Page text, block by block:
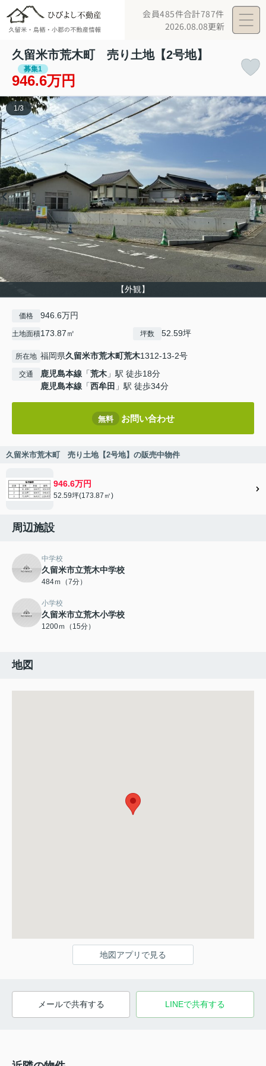
会員485件合計787件
2026.08.08更新
久留米市荒木町 売り土地【2号地】
募集1
946.6万円
【外観】
1/3
価格 946.6万円
土地面積173.87㎡ 坪数 52.59坪
所在地 福岡県久留米市荒木町荒木1312-13-2号
交通 鹿児島本線 「荒木 」駅 徒歩18分
鹿児島本線 「西牟田 」駅 徒歩34分
無料 お問い合わせ
久留米市荒木町 売り土地【2号地】の販売中物件
946.6万円
52.59坪(173.87㎡)
周辺施設
中学校
久留米市立荒木中学校
484ｍ（7分）
小学校
久留米市立荒木小学校
1200ｍ（15分）
地図
地図アプリで見る
メールで共有する LINEで共有する